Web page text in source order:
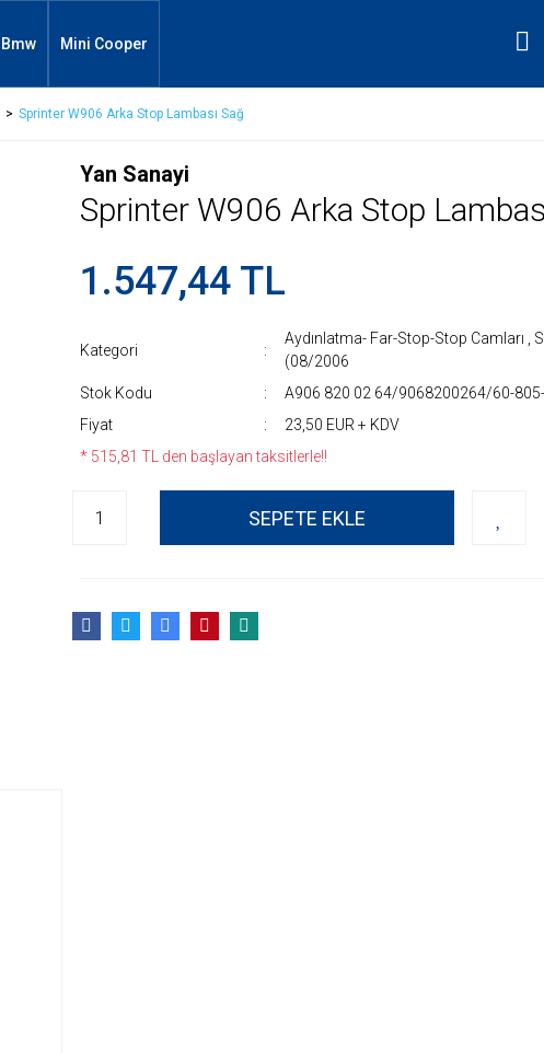
Bmw Mini Cooper
Sprinter W906 Arka Stop Lambası Sağ
Yan Sanayi
Sprinter W906 Arka Stop
1.547,44 TL
Kategori
Aydınlatma- Far-Stop-Stop Camları
(08/2006
Stok Kodu
A906 820 02 64/9068200264/60-
Fiyat
23,50 EUR + KDV
* 515,81 TL den başlayan taksitlerle!!
SEPETE EKLE